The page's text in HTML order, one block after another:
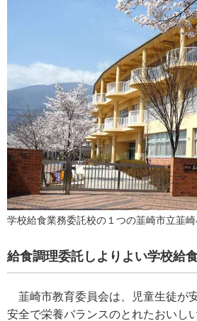
学校給食業務委託校の１つの韮崎市立韮
給食調理委託しよりよい学校給
韮崎市教育委員会は、児童生徒が
安全で栄養バランスのとれたおいし